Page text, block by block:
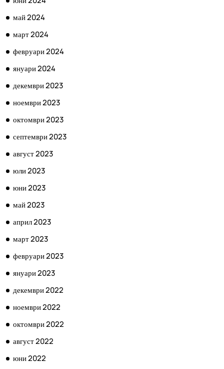
май 2024
март 2024
февруари 2024
януари 2024
декември 2023
ноември 2023
октомври 2023
септември 2023
август 2023
юли 2023
юни 2023
май 2023
април 2023
март 2023
февруари 2023
януари 2023
декември 2022
ноември 2022
октомври 2022
август 2022
юни 2022